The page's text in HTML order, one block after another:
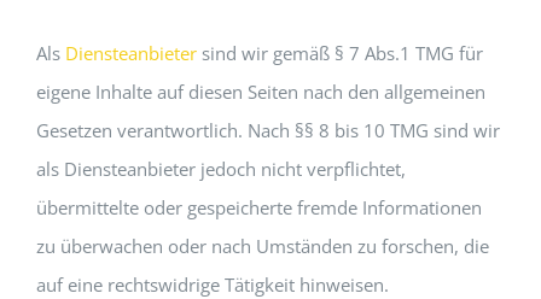
Als Diensteanbieter sind wir gemäß § 7 Abs.1 TMG für
eigene Inhalte auf diesen Seiten nach den allgemeinen
Gesetzen verantwortlich. Nach §§ 8 bis 10 TMG sind wir
als Diensteanbieter jedoch nicht verpflichtet,
übermittelte oder gespeicherte fremde Informationen
zu überwachen oder nach Umständen zu forschen, die
auf eine rechtswidrige Tätigkeit hinweisen.